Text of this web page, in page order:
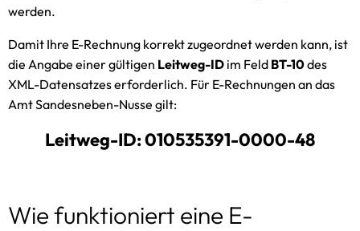
Schiedsamt
Zwangsversteigerungen
werden.
Damit Ihre E-Rechnung korrekt zugeordnet werden kann, ist
die Angabe einer gültigen Leitweg-ID im Feld BT-10des
XML-Datensatzes erforderlich. Für E-Rechnungen an das
Amt Sandesneben-Nusse gilt:
Leitweg-ID: 010535391-0000-48
Wie funktioniert eine E-